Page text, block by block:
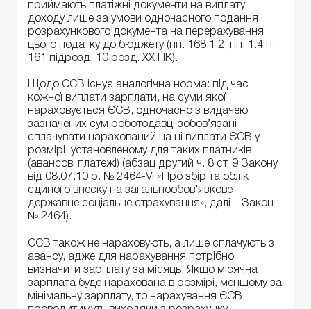
приймають платіжні документи на виплату
доходу лише за умови одночасного подання
розрахункового документа на перерахування
цього податку до бюджету (пп. 168.1.2, пп. 1.4 п.
161 підрозд. 10 розд. ХХ ПК).
Щодо ЄСВ існує аналогічна норма: під час
кожної виплати зарплати, на суми якої
нараховується ЄСВ, одночасно з видачею
зазначених сум роботодавці зобов’язані
сплачувати нарахований на ці виплати ЄСВ у
розмірі, установленому для таких платників
(авансові платежі) (абзац другий ч. 8 ст. 9 Закону
від 08.07.10 р. № 2464-VI «Про збір та облік
єдиного внеску на загальнообов’язкове
державне соціальне страхування», далі – Закон
№ 2464).
ЄСВ також не нараховують, а лише сплачують з
авансу, адже для нарахування потрібно
визначити зарплату за місяць. Якщо місячна
зарплата буде нарахована в розмірі, меншому за
мінімальну зарплату, то нарахування ЄСВ